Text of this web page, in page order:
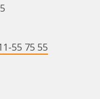
55 75 55